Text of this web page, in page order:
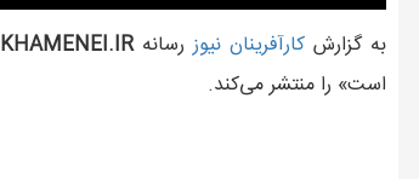
به گزارشکارآفرينان نيوزرسانهKHAMENEI.IR
است» را منتشر می‌کند.